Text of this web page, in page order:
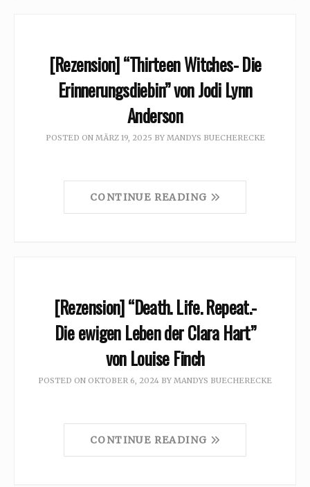
[Rezension] “Thirteen Witches- Die
Erinnerungsdiebin” von Jodi Lynn
Anderson
POSTED ON MÄRZ 19, 2025 BY MANDYS BUECHERECKE
CONTINUE READING
[Rezension] “Death. Life. Repeat.-
Die ewigen Leben der Clara Hart”
von Louise Finch
POSTED ON OKTOBER 6, 2024 BY MANDYS BUECHERECKE
CONTINUE READING